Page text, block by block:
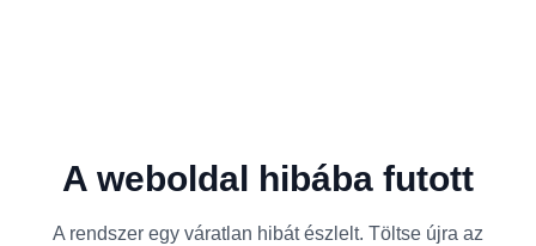
A weboldal hibába futott
A rendszer egy váratlan hibát észlelt. Töltse újra az